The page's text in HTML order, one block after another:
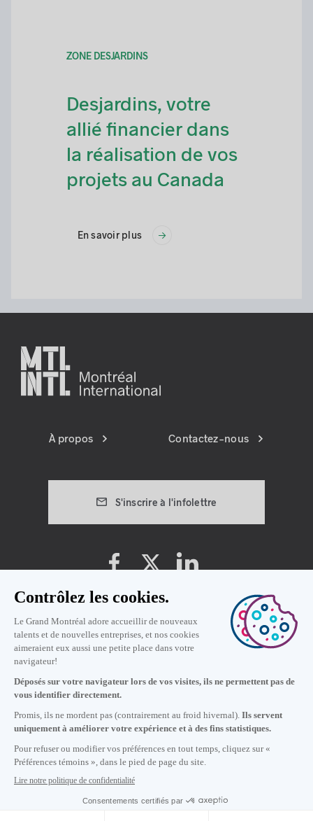
ZONE DESJARDINS
Desjardins, votre
allié financier dans
la réalisation de vos
projets au Canada
En savoir plus
S'inscrire à l'infolettre
À propos Contactez-nous
Préférences témoins
Politique de vie privée
17h45
à Montréal
© 2019 Montréal International. Tous droits réservés